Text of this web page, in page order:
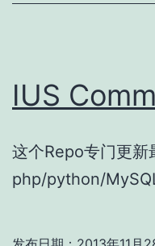
IUS
这个Repo专门更
php/python/